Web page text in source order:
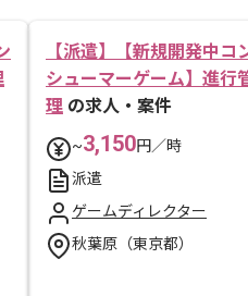
【派遣】【新規開発中コ
シューマーゲーム】進行
理 の求人・案件
~3,150円／時
派遣
ゲームディレクター
秋葉原（東京都）